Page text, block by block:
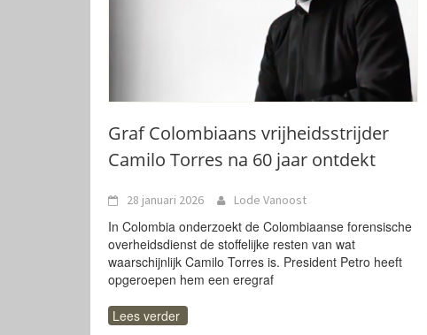
Graf Colombiaans vrijheidsstrijder
Camilo Torres na 60 jaar ontdekt
28 januari 2026 Lode Vanoost
In Colombia onderzoekt de Colombiaanse forensische
overheidsdienst de stoffelijke resten van wat
waarschijnlijk Camilo Torres is. President Petro heeft
opgeroepen hem een eregraf
Lees verder